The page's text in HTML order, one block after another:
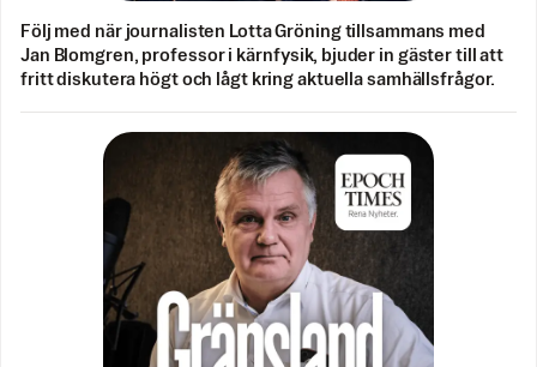
Följ med när journalisten Lotta Gröning tillsammans med
Jan Blomgren, professor i kärnfysik, bjuder in gäster till att
fritt diskutera högt och lågt kring aktuella samhällsfrågor.